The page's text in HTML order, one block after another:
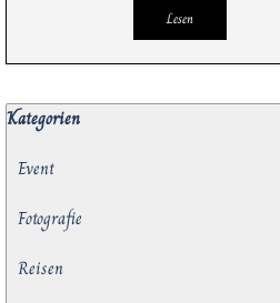
Lesen
Block überspringen Kategorien
Kategorien
Event
Fotografie
Reisen